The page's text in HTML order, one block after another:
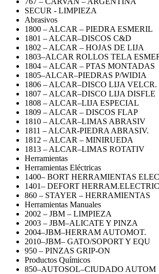
SECUR - LIMPIEZA
Abrasivos
1800 – ALCAR – PIEDRA ESMERIL
1801 – ALCAR–DISCOS C&D
1802 – ALCAR – HOJAS DE LIJA
1803–ALCAR ROLLOS TELA
1804 – ALCAR – PTAS MONTADAS
1805–ALCAR–PIEDRAS P/WIDIA
1806 – ALCAR–DISCO LIJA VELCR.
1807 – ALCAR–DISCO LIJA DISFLE
1808 – ALCAR–LIJA ESPECIAL
1809 – ALCAR – DISCOS FLAP
1810 – ALCAR–LIMAS ABRASIV
1811 – ALCAR-PIEDRA ABRASIV.
1812 – ALCAR – MINIRUEDA
1813 – ALCAR–LIMAS ROTATIV
Herramientas
Herramientas Eléctricas
1400– BORT HERRAMIENTAS
1401– DEFORT
860 – STAYER – HERRAMIENTAS
Herramientas Manuales
2002 – JBM – LIMPIEZA
2003 – JBM–ALICATE Y PINZA
2004–JBM–HERRAM AUTOMOT.
2010–JBM– GATO/SOPORT Y EQU
950 – PINZAS GRIP-ON
Productos Químicos
850–AUTOSOL–CIUDADO AUTOM